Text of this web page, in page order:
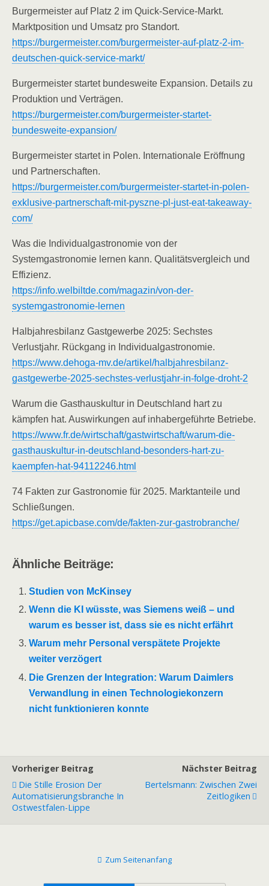
Burgermeister auf Platz 2 im Quick-Service-Markt.
Marktposition und Umsatz pro Standort.
https://burgermeister.com/burgermeister-auf-platz-2-im-
deutschen-quick-service-markt/
Burgermeister startet bundesweite Expansion. Details zu
Produktion und Verträgen.
https://burgermeister.com/burgermeister-startet-
bundesweite-expansion/
Burgermeister startet in Polen. Internationale Eröffnung
und Partnerschaften.
https://burgermeister.com/burgermeister-startet-in-polen-
exklusive-partnerschaft-mit-pyszne-pl-just-eat-takeaway-
com/
Was die Individualgastronomie von der
Systemgastronomie lernen kann. Qualitätsvergleich und
Effizienz.
https://info.welbiltde.com/magazin/von-der-
systemgastronomie-lernen
Halbjahresbilanz Gastgewerbe 2025: Sechstes
Verlustjahr. Rückgang in Individualgastronomie.
https://www.dehoga-mv.de/artikel/halbjahresbilanz-
gastgewerbe-2025-sechstes-verlustjahr-in-folge-droht-2
Warum die Gasthauskultur in Deutschland hart zu
kämpfen hat. Auswirkungen auf inhabergeführte Betriebe.
https://www.fr.de/wirtschaft/gastwirtschaft/warum-die-
gasthauskultur-in-deutschland-besonders-hart-zu-
kaempfen-hat-94112246.html
74 Fakten zur Gastronomie für 2025. Marktanteile und
Schließungen.
https://get.apicbase.com/de/fakten-zur-gastrobranche/
Ähnliche Beiträge:
Studien von McKinsey
Wenn die KI wüsste, was Siemens weiß – und
warum es besser ist, dass sie es nicht erfährt
Warum mehr Personal verspätete Projekte
weiter verzögert
Die Grenzen der Integration: Warum Daimlers
Verwandlung in einen Technologiekonzern
nicht funktionieren konnte
Vorheriger Beitrag
Die Stille Erosion Der
Automatisierungsbranche In
Ostwestfalen-Lippe
Nächster Beitrag
Bertelsmann: Zwischen Zwei
Zeitlogiken
Zum Seitenanfang